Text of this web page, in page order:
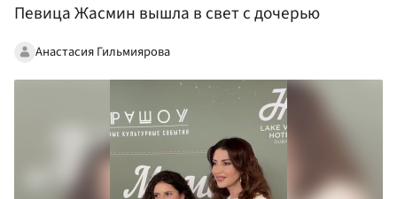
Певица Жасмин вышла в свет с дочерью
Анастасия Гильмиярова